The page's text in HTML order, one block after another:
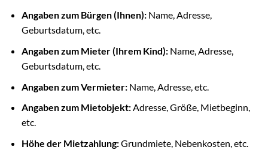
Angaben zum Bürgen (Ihnen):Name, Adresse,
Geburtsdatum, etc.
Angaben zum Mieter (Ihrem Kind):Name, Adresse,
Geburtsdatum, etc.
Angaben zum Vermieter:Name, Adresse, etc.
Angaben zum Mietobjekt:Adresse, Größe, Mietbeginn,
etc.
Höhe der Mietzahlung:Grundmiete, Nebenkosten, etc.